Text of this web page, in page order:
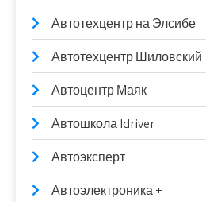
Автотехцентр на Элсибе
Автотехцентр Шиловский
Автоцентр Маяк
Автошкола Idriver
Автоэксперт
Автоэлектроника +